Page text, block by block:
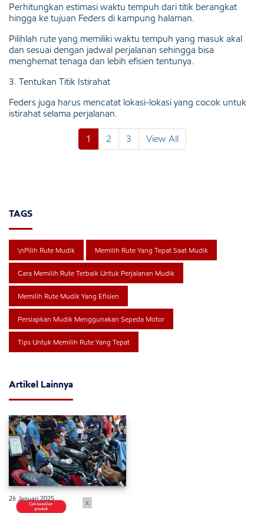
Perhitungkan estimasi waktu tempuh dari titik berangkat
hingga ke tujuan Feders di kampung halaman.
Pilihlah rute yang memiliki waktu tempuh yang masuk akal
dan sesuai dengan jadwal perjalanan sehingga bisa
menghemat tenaga dan lebih efisien tentunya.
3. Tentukan Titik Istirahat
Feders juga harus mencatat lokasi-lokasi yang cocok untuk
istirahat selama perjalanan.
1 2 3 View All
TAGS
\nPilih Rute Mudik Memilih Rute Yang Tepat Saat Mudik
Cara Memilih Rute Terbaik Untuk Perjalanan Mudik
Memilih Rute Mudik Yang Efisien
Persiapkan Mudik Menggunakan Sepeda Motor
Tips Untuk Memilih Rute Yang Tepat
Artikel Lainnya
26 Januari 2025
x